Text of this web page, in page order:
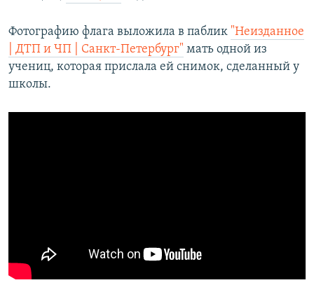
Фотографию флага выложила в паблик "Неизданное
| ДТП и ЧП | Санкт-Петербург" мать одной из
учениц, которая прислала ей снимок, сделанный у
школы.